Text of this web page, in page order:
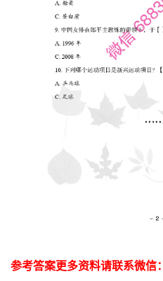
参考答案更多资料请联系微信：